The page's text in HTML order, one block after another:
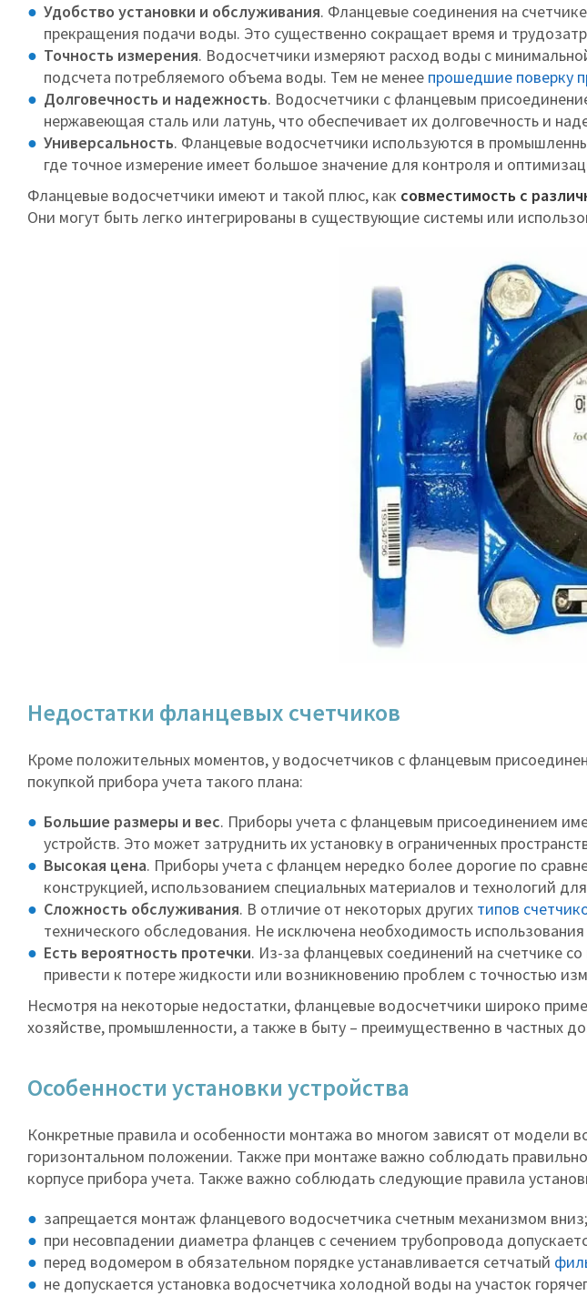
Удобство установки и обслуживания. Фланцевые соединения на
прекращения подачи воды. Это существенно сокращает время и
Точность измерения. Водосчетчики измеряют расход воды с
подсчета потребляемого объема воды. Тем не менее прошедшие поверку
Долговечность и надежность. Водосчетчики с фланцевым
нержавеющая сталь или латунь, что обеспечивает их долговечность и
Универсальность. Фланцевые водосчетчики используются в
где точное измерение имеет большое значение для контроля и
Фланцевые водосчетчики имеют и такой плюс, как совместимость с
Они могут быть легко интегрированы в существующие системы или
Недостатки фланцевых счетчиков
Кроме положительных моментов, у водосчетчиков с фланцевым
покупкой прибора учета такого плана:
Большие размеры и вес. Приборы учета с фланцевым присоединением
устройств. Это может затруднить их установку в ограниченных
Высокая цена. Приборы учета с фланцем нередко более дорогие по
конструкцией, использованием специальных материалов и технологий
Сложность обслуживания. В отличие от некоторых других типов
технического обследования. Не исключена необходимость
Есть вероятность протечки. Из-за фланцевых соединений на счетчике
привести к потере жидкости или возникновению проблем с точностью
Несмотря на некоторые недостатки, фланцевые водосчетчики широко
хозяйстве, промышленности, а также в быту – преимущественно в частных
Особенности установки устройства
Конкретные правила и особенности монтажа во многом зависят от модели
горизонтальном положении. Также при монтаже важно соблюдать
корпусе прибора учета. Также важно соблюдать следующие правила
запрещается монтаж фланцевого водосчетчика счетным механизмом вниз;
при несовпадении диаметра фланцев с сечением трубопровода
перед водомером в обязательном порядке устанавливается сетчатый
не допускается установка водосчетчика холодной воды на участок